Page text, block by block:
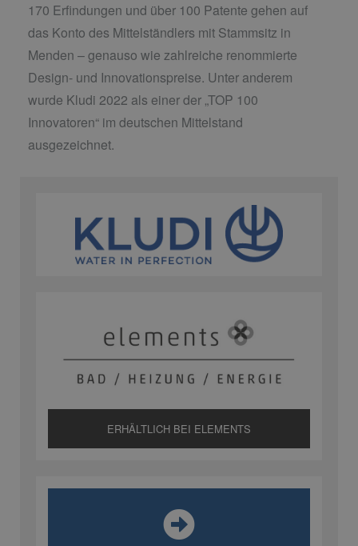
170 Erfindungen und über 100 Patente gehen auf
das Konto des Mittelständlers mit Stammsitz in
Menden – genauso wie zahlreiche renommierte
Design- und Innovationspreise. Unter anderem
wurde Kludi 2022 als einer der „TOP 100
Innovatoren“ im deutschen Mittelstand
ausgezeichnet.
ERHÄLTLICH BEI ELEMENTS